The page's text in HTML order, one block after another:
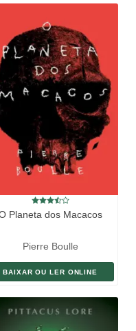
Planeta dos Macacos
Pierre Boulle
BAIXAR OU LER ONLINE